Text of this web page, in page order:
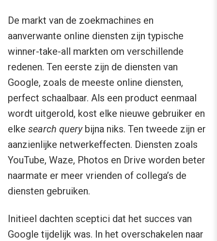
De markt van de zoekmachines en
aanverwante online diensten zijn typische
winner-take-all markten om verschillende
redenen. Ten eerste zijn de diensten van
Google, zoals de meeste online diensten,
perfect schaalbaar. Als een product eenmaal
wordt uitgerold, kost elke nieuwe gebruiker en
elke search querybijna niks. Ten tweede zijn er
aanzienlijke netwerkeffecten. Diensten zoals
YouTube, Waze, Photos en Drive worden beter
naarmate er meer vrienden of collega’s de
diensten gebruiken.
Initieel dachten sceptici dat het succes van
Google tijdelijk was. In het overschakelen naar